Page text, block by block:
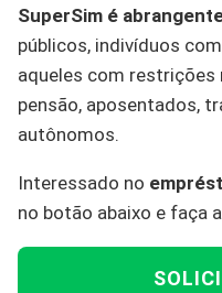
SuperSim é
públicos, indivíduos
aqueles com restrições
pensão, aposentados,
autônomos.
Interessado no
no botão abaixo e faça